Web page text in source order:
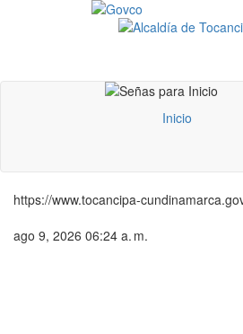
Inicio
https://www.tocancipa-
ago 9, 2026 06:24 a. m.